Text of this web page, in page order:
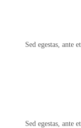
Sed egestas, ante
Sed egestas, ante